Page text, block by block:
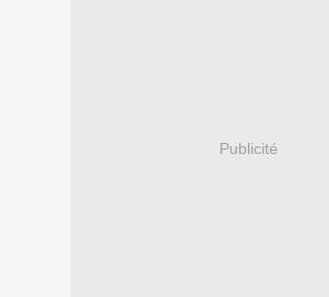
Publicité